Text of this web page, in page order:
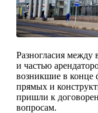
Разногласия между
и частью
возникшие в конце
прямых и
пришли к
вопросам.